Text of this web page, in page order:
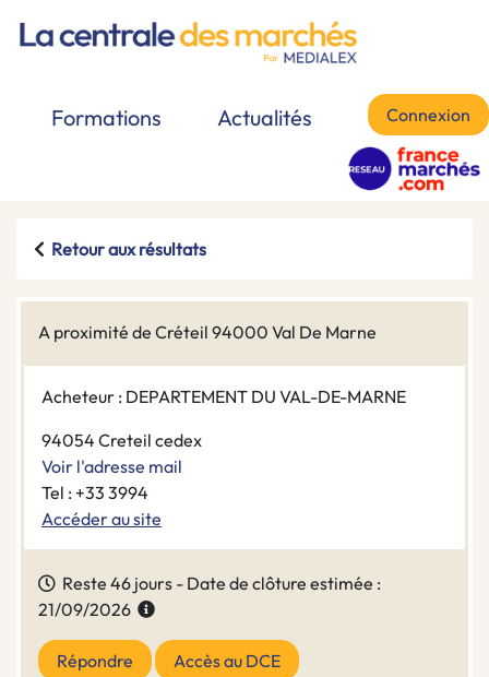
Formations Actualités Connexion
Retour aux résultats
A proximité de Créteil 94000 Val De Marne
Acheteur : DEPARTEMENT DU VAL-DE-MARNE
94054 Creteil cedex
Voir l'adresse mail
Tel : +33 3994
Accéder au site
Reste 46 jours - Date de clôture estimée :
21/09/2026
Répondre Accès au DCE